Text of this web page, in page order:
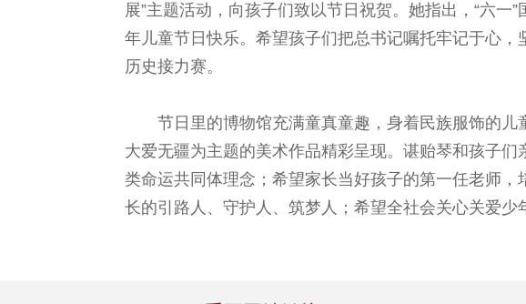
展”主题活动，向孩子们致以节日祝贺。她指出，“六
年儿童节日快乐。希望孩子们把总书记嘱托牢记于心
历史接力赛。
节日里的博物馆充满童真童趣，身着民族服饰的儿
大爱无疆为主题的美术作品精彩呈现。谌贻琴和孩子
类命运共同体理念；希望家长当好孩子的第一任老师
长的引路人、守护人、筑梦人；希望全社会关心关爱少